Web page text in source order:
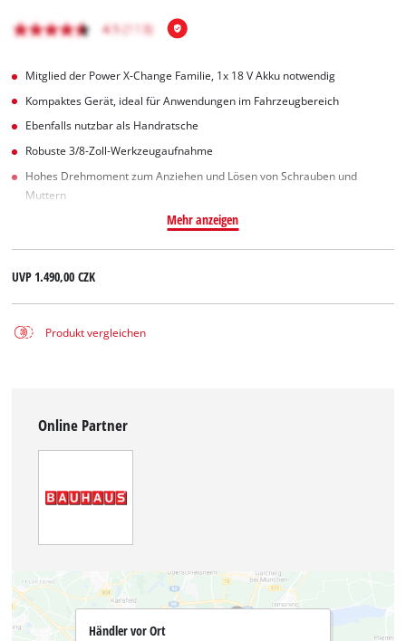
Mitglied der Power X-Change Familie, 1x 18 V Akku notwendig
Kompaktes Gerät, ideal für Anwendungen im Fahrzeugbereich
Ebenfalls nutzbar als Handratsche
Robuste 3/8-Zoll-Werkzeugaufnahme
Hohes Drehmoment zum Anziehen und Lösen von Schrauben und
Muttern
Mehr anzeigen
UVP1.490,00 CZK
Produkt vergleichen
Online Partner
Händler vor Ort